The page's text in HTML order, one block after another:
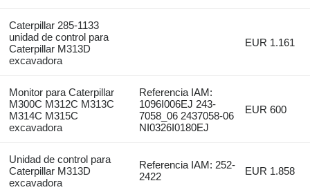
Caterpillar 285-1133
unidad de control para
Caterpillar M313D
excavadora
EUR 1.161
Monitor para Caterpillar
M300C M312C M313C
M314C M315C
excavadora
Referencia IAM:
1096I006EJ 243-
7058_06 2437058-06
NI0326I0180EJ
EUR 600
Unidad de control para
Caterpillar M313D
excavadora
Referencia IAM: 252-
2422
EUR 1.858